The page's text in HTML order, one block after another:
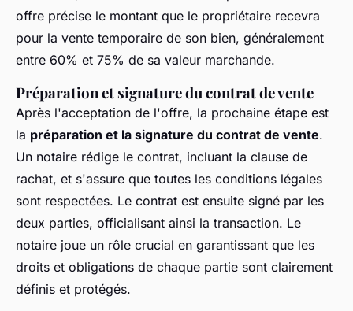
offre précise le montant que le propriétaire recevra
pour la vente temporaire de son bien, généralement
entre 60% et 75% de sa valeur marchande.
Préparation et signature du contrat de vente
Après l'acceptation de l'offre, la prochaine étape est
la préparation et la signature du contrat de vente.
Un notaire rédige le contrat, incluant la clause de
rachat, et s'assure que toutes les conditions légales
sont respectées. Le contrat est ensuite signé par les
deux parties, officialisant ainsi la transaction. Le
notaire joue un rôle crucial en garantissant que les
droits et obligations de chaque partie sont clairement
définis et protégés.